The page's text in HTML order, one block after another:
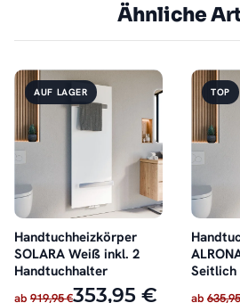
Ähnliche
AUF LAGER
Handtuchheizkörper
SOLARA Weiß inkl. 2
Handtuchhalter
ab 919,95 €353,95 €
TOP
Seitlich
oder
ab